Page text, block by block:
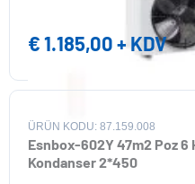
€1.185,00+ KDV
ÜRÜN KODU: 87.159.008
Esnbox-602Y 47m2 Poz 6
Kondanser 2*450